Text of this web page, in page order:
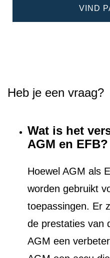
VIND
Heb je een vraag?
Wat is het
AGM en EFB?
Hoewel AGM als
worden gebruikt
toepassingen. Er
de prestaties van
AGM een